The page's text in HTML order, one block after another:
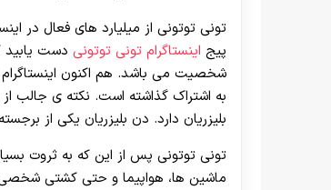
پیج اینستاگرام تونی توتونی دست
به اشتراک گذاشته است. نکته ی جالب
بلیزریان دارد. دن بلیزریان یکی از
تونی توتونی پس از این که به ثروت
ماشین ها، هواپیما و حتی کشتی شخصی